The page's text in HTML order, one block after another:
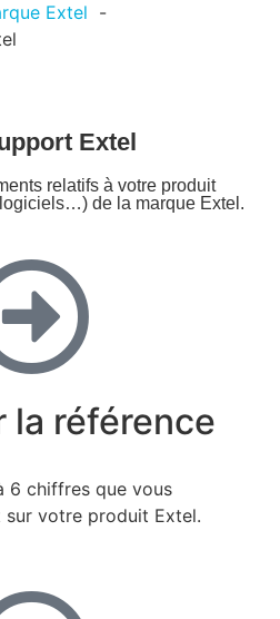
Extel
Extel
relatifs à votre produit
de la marque Extel.
la référence
6 chiffres que vous
votre produit Extel.